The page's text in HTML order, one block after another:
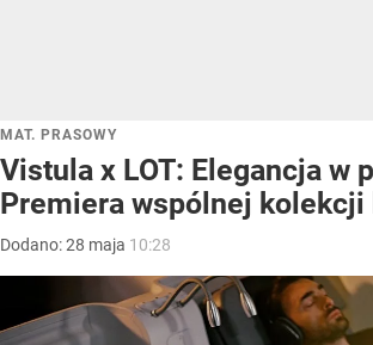
MAT. PRASOWY
Vistula x LOT: Elegancja w
Premiera wspólnej kolekcji
Dodano:28 maja 10:28